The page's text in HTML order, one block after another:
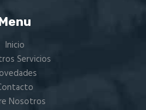
en
página
de
producto
Inicio
Servicios
Nosotros